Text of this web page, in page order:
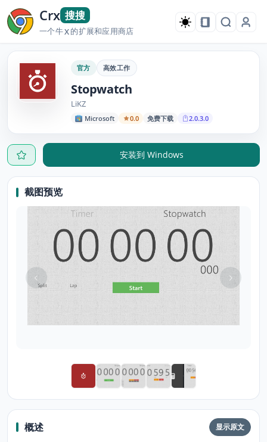
Crx 搜搜
一个牛X的扩展和应用商店
官方 高效工作
Stopwatch
LiKZ
Microsoft 0.0 免费下载 2.0.3.0
安装到 Windows
截图预览
概述 显示原文